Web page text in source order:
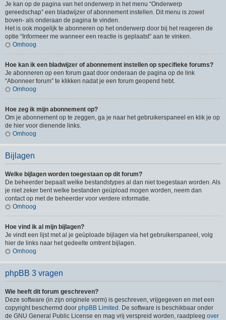
Je kan op de pagina van het onderwerp in het menu “Onderwerp
gereedschap” een bladwijzer of abonnement instellen. Dit menu is zowel
boven- als onderaan de pagina te vinden.
Het is ook mogelijk te abonneren op het onderwerp door bij het reageren de
optie “Informeer me wanneer een reactie is geplaatst” aan te vinken.
Omhoog
Hoe kan ik een bladwijzer of abonnement instellen op specifieke forums?
Je abonneren op een forum gaat door onderaan de pagina op de link
“Abonneer forum” te klikken nadat je een forum geopend hebt.
Omhoog
Hoe zeg ik mijn abonnement op?
Om je abonnement op te zeggen, ga je naar het gebruikerspaneel en klik je op
de hier voor dienende links.
Omhoog
Bijlagen
Welke bijlagen worden toegestaan op dit forum?
De beheerder bepaalt welke bestandstypes al dan niet toegestaan worden. Als
je niet zeker bent welke bestanden geüpload mogen worden, neem dan
contact op met de beheerder voor verdere informatie.
Omhoog
Hoe vind ik al mijn bijlagen?
Je vindt een lijst met al je geüploade bijlagen via het gebruikerspaneel, volg
hier de links naar het gedeelte omtrent bijlagen.
Omhoog
phpBB 3 vragen
Wie heeft dit forum geschreven?
Deze software (in zijn originele vorm) is geschreven, vrijgegeven en met een
copyright beschermd door phpBB Limited . De software is beschikbaar onder
de GNU General Public License en mag vrij verspreid worden, raadpleeg over